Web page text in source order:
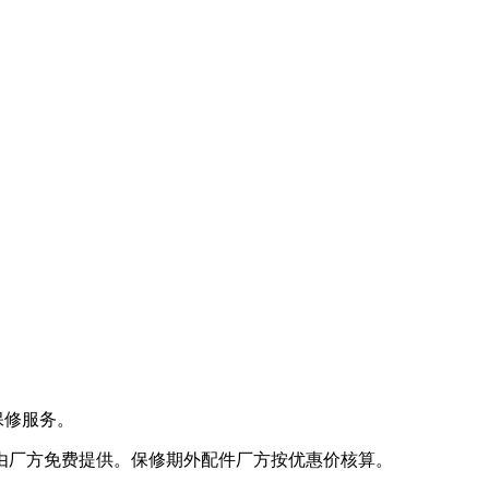
服务。
方免费提供。保修期外配件厂方按优惠价核算。